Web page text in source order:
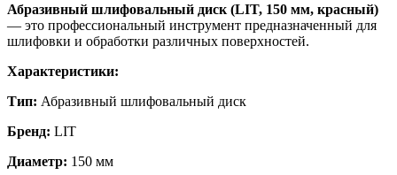
Абразивный шлифовальный диск (LIT, 150 мм, красный)
— это профессиональный инструмент предназначенный для
шлифовки и обработки различных поверхностей.
Характеристики:
Тип: Абразивный шлифовальный диск
Бренд: LIT
Диаметр: 150 мм